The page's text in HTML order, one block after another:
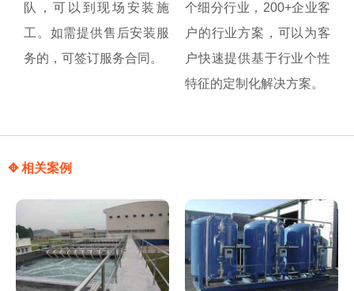
队，可以到现场安装施
工。如需提供售后安装服
务的，可签订服务合同。
个细分行业，200+企业客
户的行业方案，可以为客
户快速提供基于行业个性
特征的定制化解决方案。
✥ 相关案例